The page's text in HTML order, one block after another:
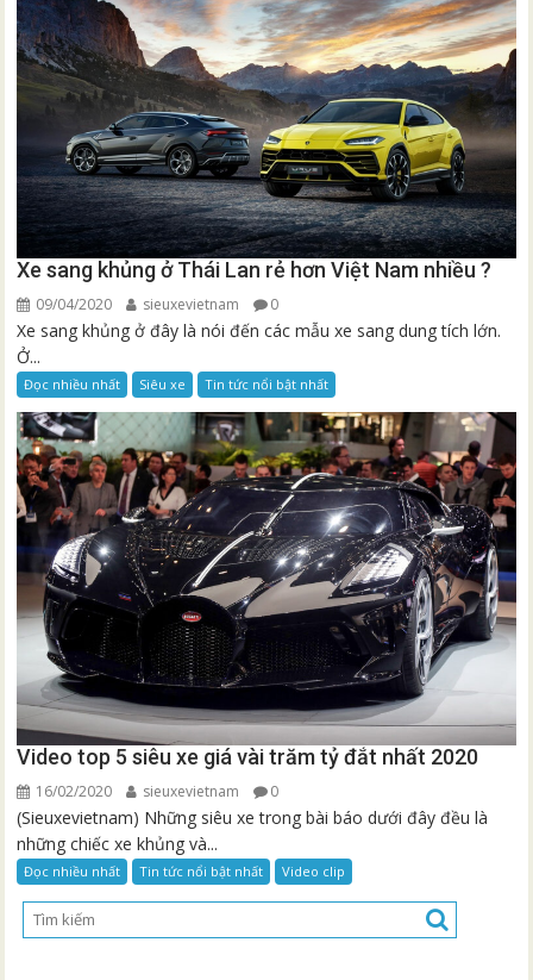
Xe sang khủng ở Thái Lan rẻ hơn Việt Nam nhiều ?
09/04/2020 sieuxevietnam 0
Xe sang khủng ở đây là nói đến các mẫu xe sang dung tích lớn.
Ở...
Đọc nhiều nhất Siêu xe Tin tức nổi bật nhất
Video top 5 siêu xe giá vài trăm tỷ đắt nhất 2020
16/02/2020 sieuxevietnam 0
(Sieuxevietnam) Những siêu xe trong bài báo dưới đây đều là
những chiếc xe khủng và...
Đọc nhiều nhất Tin tức nổi bật nhất Video clip